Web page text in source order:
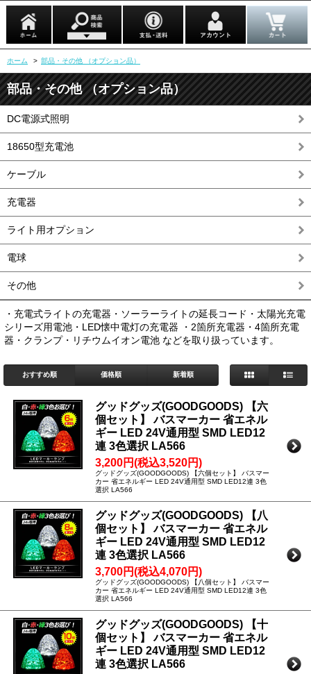
ホーム > 部品・その他 （オプション品）
部品・その他 （オプション品）
DC電源式照明
18650型充電池
ケーブル
充電器
ライト用オプション
電球
その他
・充電式ライトの充電器・ソーラーライトの延長コード・太陽光充電
シリーズ用電池・LED懐中電灯の充電器 ・2箇所充電器・4箇所充電
器・クランプ・リチウムイオン電池 などを取り扱っています。
おすすめ順 価格順 新着順
グッドグッズ(GOODGOODS) 【六
個セット】 バスマーカー 省エネル
ギー LED 24V通用型 SMD LED12
連 3色選択 LA566
3,200円(税込3,520円)
グッドグッズ(GOODGOODS) 【六個セット】 バスマー
カー 省エネルギー LED 24V通用型 SMD LED12連 3色
選択 LA566
グッドグッズ(GOODGOODS) 【八
個セット】 バスマーカー 省エネル
ギー LED 24V通用型 SMD LED12
連 3色選択 LA566
3,700円(税込4,070円)
グッドグッズ(GOODGOODS) 【八個セット】 バスマー
カー 省エネルギー LED 24V通用型 SMD LED12連 3色
選択 LA566
グッドグッズ(GOODGOODS) 【十
個セット】 バスマーカー 省エネル
ギー LED 24V通用型 SMD LED12
連 3色選択 LA566